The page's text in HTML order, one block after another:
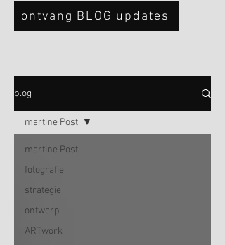
ontvang BLOG updates
blog
martine Post
fotografie
strategie
ontwerp
ARTwork
martine Post